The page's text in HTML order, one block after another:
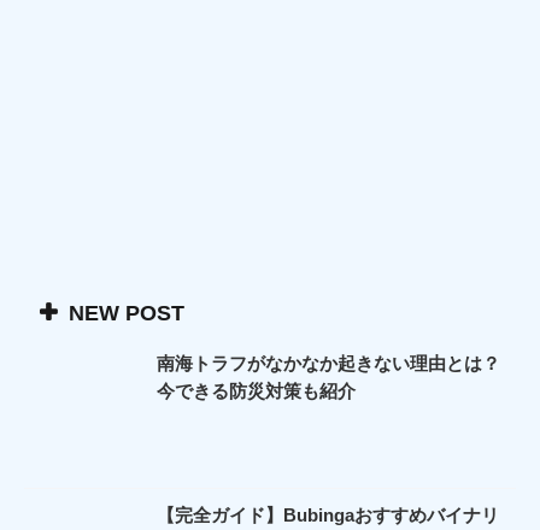
NEW POST
南海トラフがなかなか起きない理由とは？
今できる防災対策も紹介
【完全ガイド】Bubingaおすすめバイナリ